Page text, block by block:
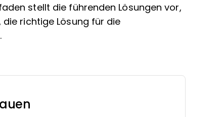
stellt die führenden Lösungen vor,
richtige Lösung für die